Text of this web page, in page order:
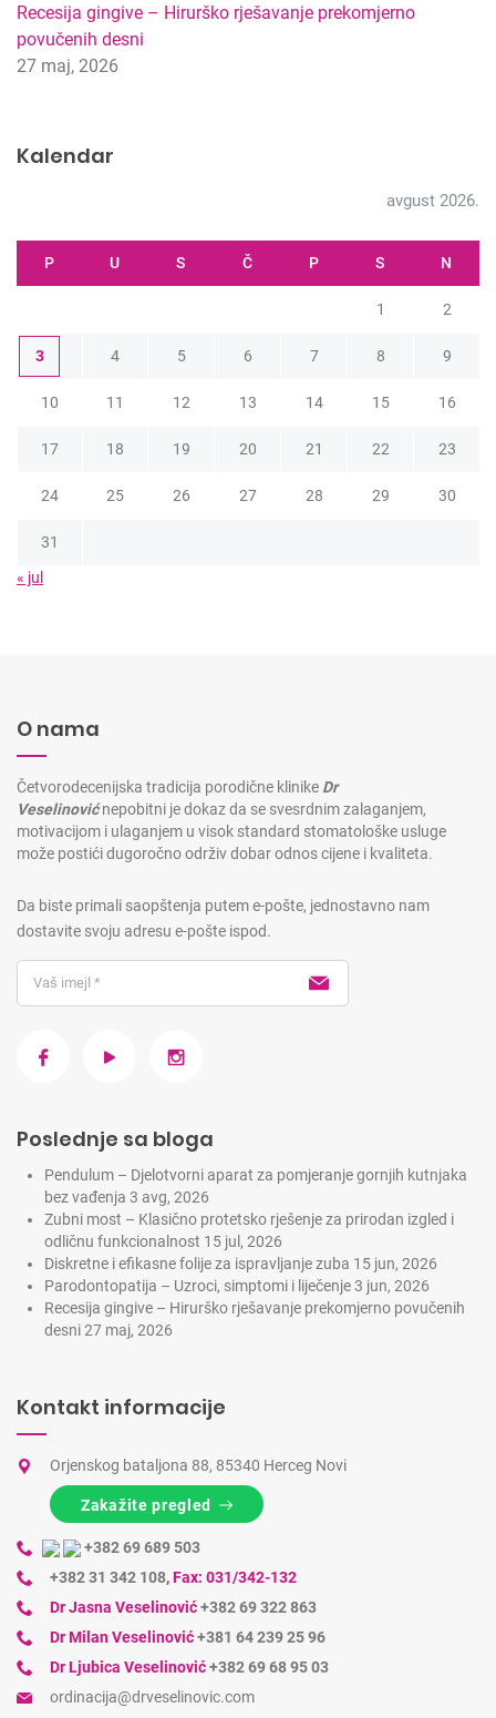
Recesija gingive – Hirurško rješavanje prekomjerno
povučenih desni
27 maj, 2026
Kalendar
avgust 2026.
P U S Č P S N
1 2
3 4 5 6 7 8 9
10 11 12 13 14 15 16
17 18 19 20 21 22 23
24 25 26 27 28 29 30
31
« jul
O nama
Četvorodecenijska tradicija porodične klinike Dr
Veselinovićnepobitni je dokaz da se svesrdnim zalaganjem,
motivacijom i ulaganjem u visok standard stomatološke usluge
može postići dugoročno održiv dobar odnos cijene i kvaliteta.
Da biste primali saopštenja putem e-pošte, jednostavno nam
dostavite svoju adresu e-pošte ispod.
Poslednje sa bloga
Pendulum – Djelotvorni aparat za pomjeranje gornjih kutnjaka
bez vađenja 3 avg, 2026
Zubni most – Klasično protetsko rješenje za prirodan izgled i
odličnu funkcionalnost 15 jul, 2026
Diskretne i efikasne folije za ispravljanje zuba 15 jun, 2026
Parodontopatija – Uzroci, simptomi i liječenje3 jun, 2026
Recesija gingive – Hirurško rješavanje prekomjerno povučenih
desni27 maj, 2026
Kontakt informacije
Orjenskog bataljona 88, 85340 Herceg Novi
Zakažite pregled
+382 69 689 503
+382 31 342 108,Fax: 031/342-132
Dr Jasna Veselinović+382 69 322 863
Dr Milan Veselinović+381 64 239 25 96
Dr Ljubica Veselinović+382 69 68 95 03
ordinacija@drveselinovic.com